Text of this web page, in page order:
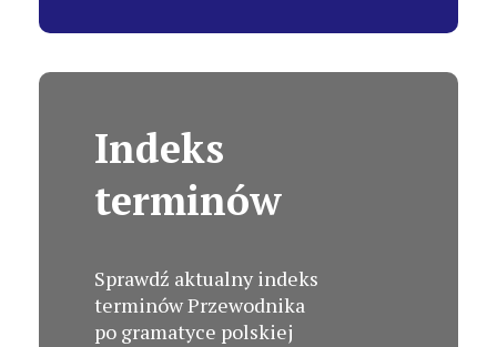
Indeks
terminów
Sprawdź aktualny indeks
terminów Przewodnika
po gramatyce polskiej